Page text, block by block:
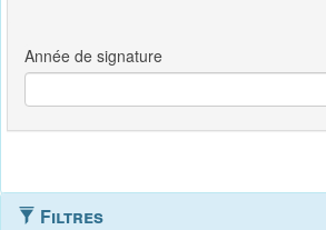
Filtres